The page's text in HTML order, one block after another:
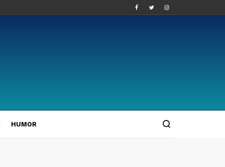
HUMOR